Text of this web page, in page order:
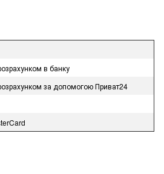
в банку
за допомогою Приват24